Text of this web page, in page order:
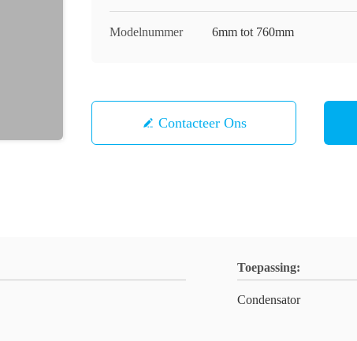
Modelnummer 6mm tot 760mm
Contacteer Ons
Toepassing:
Condensator